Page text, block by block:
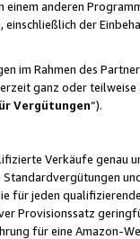
anderen
der
im Rahmen des
ganz oder
Vergütungen“).
Verkäufe genau
jeden
Provisionssatz
für eine Amazon-